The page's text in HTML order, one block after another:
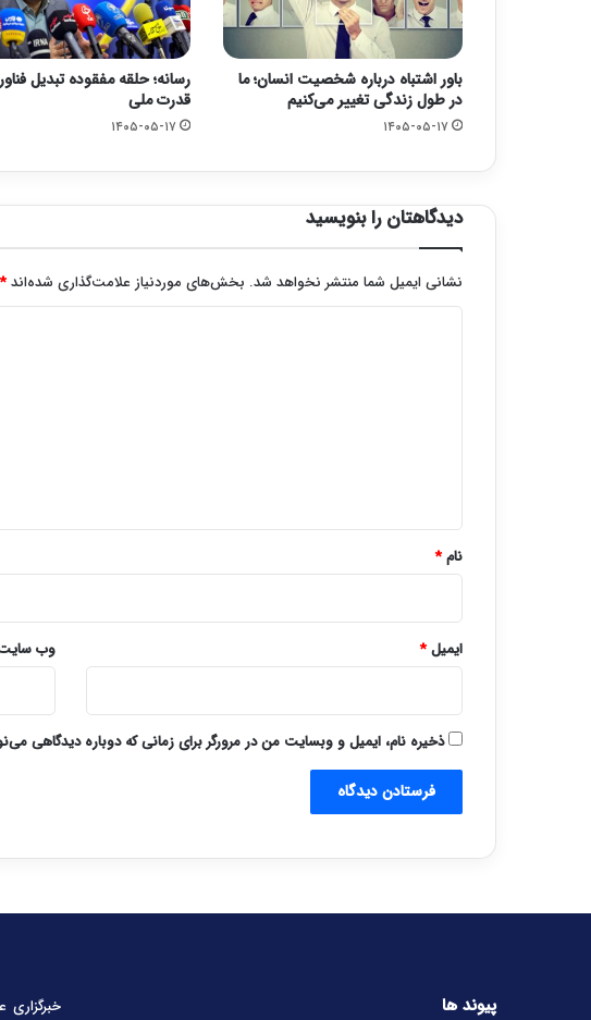
باور اشتباه درباره شخصیت انسان؛ ما
در طول زندگی تغییر می‌کنیم
۱۴۰۵-۰۵-۱۷
رسانه؛ حلقه مفقوده تبدیل
قدرت ملی
۱۴۰۵-۰۵-۱۷
دیدگاهتان را بنویسید
نشانی ایمیل شما منتشر نخواهد شد. بخش‌های موردنیاز علامت‌گذاری شده‌اند*
نام*
ایمیل* وب‌
ذخیره نام، ایمیل و وبسایت من در مرورگر برای زمانی که دوباره دیدگاهی
پیوند ها